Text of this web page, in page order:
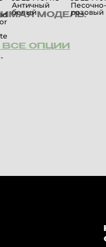
МОДЕЛЬ:
ВСЕ ОПЦИИ